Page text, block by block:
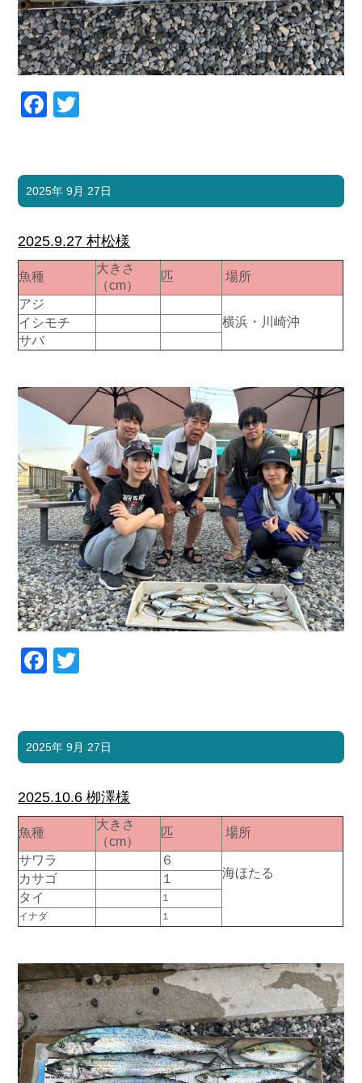
Facebook
2025年 9月 27日
2025.9.27 村松様
魚種
大きさ
（cm）
匹
場所
アジ
横浜・川崎沖
イシモチ
サバ
Facebook
2025年 9月 27日
2025.10.6 栁澤様
魚種
大きさ
（cm）
匹
場所
サワラ
６
海ほたる
カサゴ
１
タイ
１
イナダ
１